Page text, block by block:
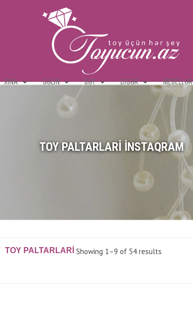
XINA GƏLIN BƏY DIGƏR MEBELLƏR
TOY PALTARLARI INSTAQRAM
TOY PALTARLARI Showing 1–9 of 54 results